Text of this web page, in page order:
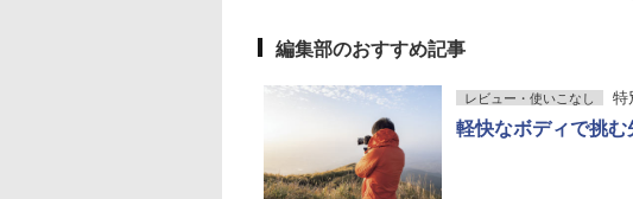
編集部のおすすめ記事
レビュー・使いこなし 特
軽快なボディで挑